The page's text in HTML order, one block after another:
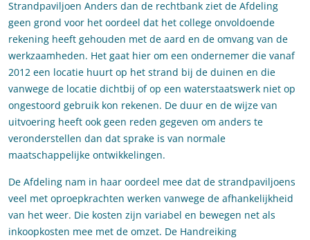
Strandpaviljoen Anders dan de rechtbank ziet de Afdeling
geen grond voor het oordeel dat het college onvoldoende
rekening heeft gehouden met de aard en de omvang van de
werkzaamheden. Het gaat hier om een ondernemer die vanaf
2012 een locatie huurt op het strand bij de duinen en die
vanwege de locatie dichtbij of op een waterstaatswerk niet op
ongestoord gebruik kon rekenen. De duur en de wijze van
uitvoering heeft ook geen reden gegeven om anders te
veronderstellen dan dat sprake is van normale
maatschappelijke ontwikkelingen.
De Afdeling nam in haar oordeel mee dat de strandpaviljoens
veel met oproepkrachten werken vanwege de afhankelijkheid
van het weer. Die kosten zijn variabel en bewegen net als
inkoopkosten mee met de omzet. De Handreiking